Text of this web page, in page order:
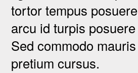
tortor tempus
arcu id turpis
Sed commodo
pretium cursus.